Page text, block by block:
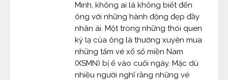
Minh, không ai là không biết đến
ông với những hành động đẹp đầy
nhân ái. Một trong những thói quen
kỳ lạ của ông là thường xuyên mua
những tấm vé xổ số miền Nam
(XSMN) bị ế vào cuối ngày. Mặc dù
nhiều người nghĩ rằng những vé